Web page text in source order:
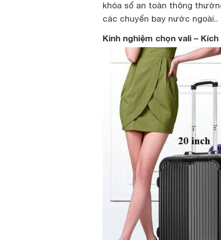
khóa số an toàn thông
các chuyến bay nước ngoài..
Kinh nghiệm chọn vali –